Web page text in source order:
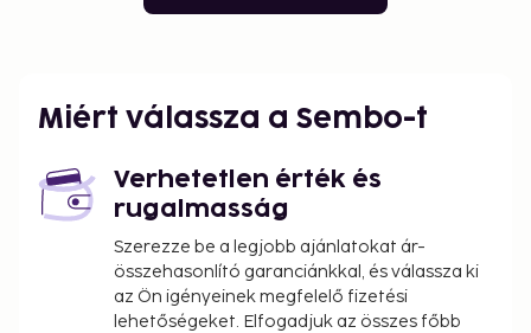
Miért válassza a Sembo-t
Verhetetlen érték és
rugalmasság
Szerezze be a legjobb ajánlatokat ár-
összehasonlító garanciánkkal, és válassza ki
az Ön igényeinek megfelelő fizetési
lehetőségeket. Elfogadjuk az összes főbb